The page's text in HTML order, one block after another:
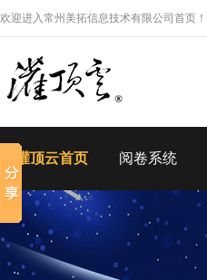
欢迎进入常州美拓信息技术有限公司首页！
灌顶云首页 阅卷系统